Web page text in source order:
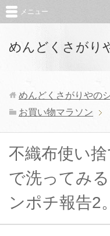
めんどくさがり
メニュー
めんどくさがりやの
お買い物マラソン
不織布使い
で洗ってみ
ンポチ報告2。